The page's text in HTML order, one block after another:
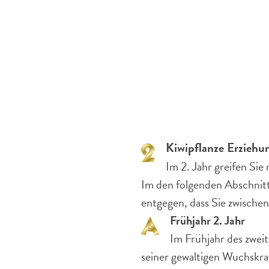
Kiwipflanze
Im 2. Jahr greifen Sie
Im den folgenden
entgegen, dass Sie
Frühjahr 2. Jahr
Im Frühjahr des
seiner gewaltigen